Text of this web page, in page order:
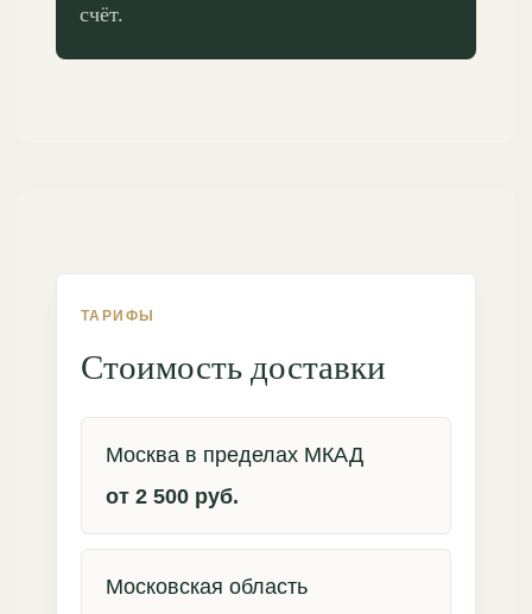
счёт.
ТАРИФЫ
Стоимость доставки
Москва в пределах МКАД
от 2 500 руб.
Московская область